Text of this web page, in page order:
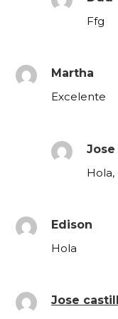
Ffg
Martha
Excelente
Jose
Edison
Hola
Jose